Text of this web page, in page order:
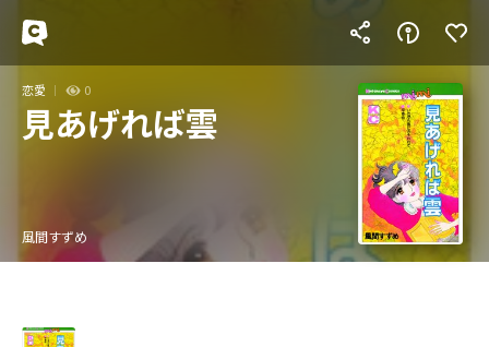
恋愛 0
見あげれば雲
風間すずめ